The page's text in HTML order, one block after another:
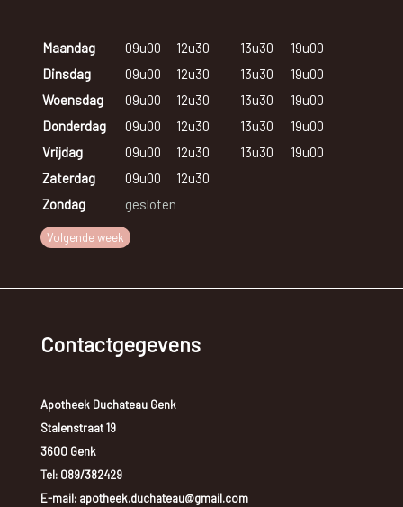
Maandag 09u00 12u30 13u30
19u00
Dinsdag
09u00 12u30 13u30
19u00
Woensdag
09u00 12u30 13u30
19u00
Donderdag
09u00 12u30 13u30
19u00
Vrijdag
09u00 12u30 13u30
19u00
Zaterdag
09u00
12u30
Zondag
gesloten
Volgende week
Contactgegevens
Apotheek Duchateau Genk
Stalenstraat 19
3600 Genk
Tel: 089/382429
E-mail: apotheek.duchateau@gmail.com